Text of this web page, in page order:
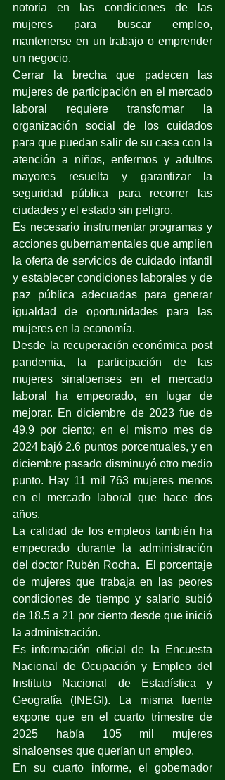
notoria en las condiciones de las
mujeres para buscar empleo,
mantenerse en un trabajo o emprender
un negocio.
Cerrar la brecha que padecen las
mujeres de participación en el mercado
laboral requiere transformar la
organización social de los cuidados
para que puedan salir de su casa con la
atención a niños, enfermos y adultos
mayores resuelta y garantizar la
seguridad pública para recorrer las
ciudades y el estado sin peligro.
Es necesario instrumentar programas y
acciones gubernamentales que amplíen
la oferta de servicios de cuidado infantil
y establecer condiciones laborales y de
paz pública adecuadas para generar
igualdad de oportunidades para las
mujeres en la economía.
Desde la recuperación económica post
pandemia, la participación de las
mujeres sinaloenses en el mercado
laboral ha empeorado, en lugar de
mejorar. En diciembre de 2023 fue de
49.9 por ciento; en el mismo mes de
2024 bajó 2.6 puntos porcentuales, y en
diciembre pasado disminuyó otro medio
punto. Hay 11 mil 763 mujeres menos
en el mercado laboral que hace dos
años.
La calidad de los empleos también ha
empeorado durante la administración
del doctor Rubén Rocha.  El porcentaje
de mujeres que trabaja en las peores
condiciones de tiempo y salario subió
de 18.5 a 21 por ciento desde que inició
la administración.
Es información oficial de la Encuesta
Nacional de Ocupación y Empleo del
Instituto Nacional de Estadística y
Geografía (INEGI). La misma fuente
expone que en el cuarto trimestre de
2025 había 105 mil mujeres
sinaloenses que querían un empleo.
En su cuarto informe, el gobernador